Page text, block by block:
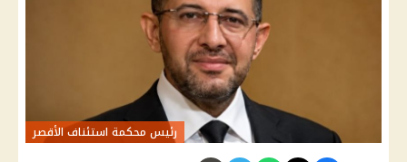
رئيس محكمة استئناف الأقصر